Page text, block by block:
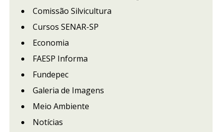
Comissão Silvicultura
Cursos SENAR-SP
Economia
FAESP Informa
Fundepec
Galeria de Imagens
Meio Ambiente
Notícias